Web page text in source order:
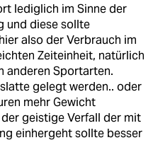
lediglich im Sinne der
und diese sollte
also der Verbrauch im
Zeiteinheit, natürlich
anderen Sportarten.
gelegt werden.. oder
mehr Gewicht
der geistige Verfall der mit
einhergeht sollte besser